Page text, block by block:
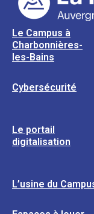
Le Campus à
Charbonnières-
les-Bains
Cybersécurité
Le portail
digitalisation
L’usine du